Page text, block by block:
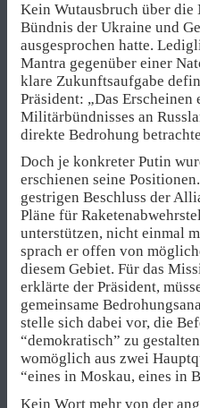
Kein Wutausbruch über die
Bündnis der Ukraine und
ausgesprochen hatte.
Mantra gegenüber einer
klare Zukunftsaufgabe
Präsident: „Das Erscheinen
Militärbündnisses an
direkte Bedrohung
Doch je konkreter Putin
erschienen seine
gestrigen Beschluss der
Pläne für
unterstützen, nicht einmal
sprach er offen von
diesem Gebiet. Für das
erklärte der Präsident,
gemeinsame
stelle sich dabei vor, die
“demokratisch” zu
womöglich aus zwei
“eines in Moskau, eines in
Kein Wort mehr von der